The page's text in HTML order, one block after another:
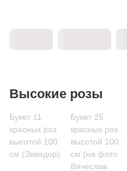
Высокие розы
Букет 11
красных роз
высотой 100
см (Эквадор)
Букет 25
красных роз
высотой 100
см (на фото
Вячеслав